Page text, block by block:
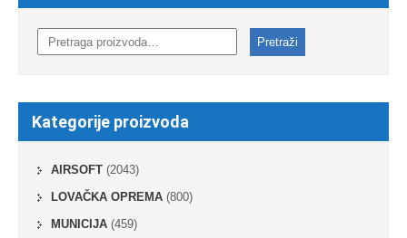
za:
Pretraži
Kategorije proizvoda
AIRSOFT (2043)
LOVAČKA OPREMA (800)
MUNICIJA (459)